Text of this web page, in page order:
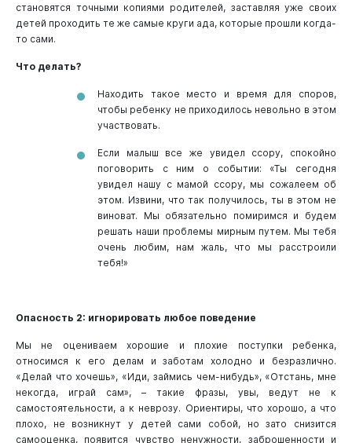
становятся точными копиями родителей, заставляя уже своих
детей проходить те же самые круги ада, которые прошли когда-
то сами.
Что делать?
Находить такое место и время для споров,
чтобы ребенку не приходилось невольно в этом
участвовать.
Если малыш все же увидел ссору, спокойно
поговорить с ним о событии: «Ты сегодня
увидел нашу с мамой ссору, мы сожалеем об
этом. Извини, что так получилось, ты в этом не
виноват. Мы обязательно помиримся и будем
решать наши проблемы мирным путем. Мы тебя
очень любим, нам жаль, что мы расстроили
тебя!»
Опасность 2: игнорировать любое поведение
Мы не оцениваем хорошие и плохие поступки ребенка,
относимся к его делам и заботам холодно и безразлично.
«Делай что хочешь», «Иди, займись чем-нибудь», «Отстань, мне
некогда, играй сам», – такие фразы, увы, ведут не к
самостоятельности, а к неврозу. Ориентиры, что хорошо, а что
плохо, не возникнут у детей сами собой, но зато снизится
самооценка, появится чувство ненужности, заброшенности и